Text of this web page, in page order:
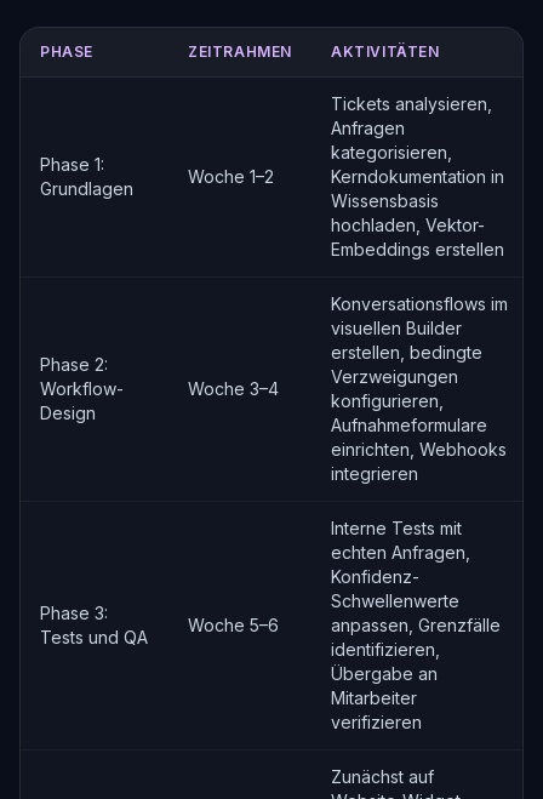
PHASE ZEITRAHMEN AKTIVITÄTEN
Phase 1:
Grundlagen
Woche 1–2
Tickets analysieren,
Anfragen
kategorisieren,
Kerndokumentation in
Wissensbasis
hochladen, Vektor-
Embeddings erstellen
Phase 2:
Workflow-
Design
Woche 3–4
Konversationsflows im
visuellen Builder
erstellen, bedingte
Verzweigungen
konfigurieren,
Aufnahmeformulare
einrichten, Webhooks
integrieren
Phase 3:
Tests und QA
Woche 5–6
Interne Tests mit
echten Anfragen,
Konfidenz-
Schwellenwerte
anpassen, Grenzfälle
identifizieren,
Übergabe an
Mitarbeiter
verifizieren
Zunächst auf